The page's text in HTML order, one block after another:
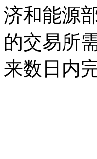
济和能源
的交易所
来数日内